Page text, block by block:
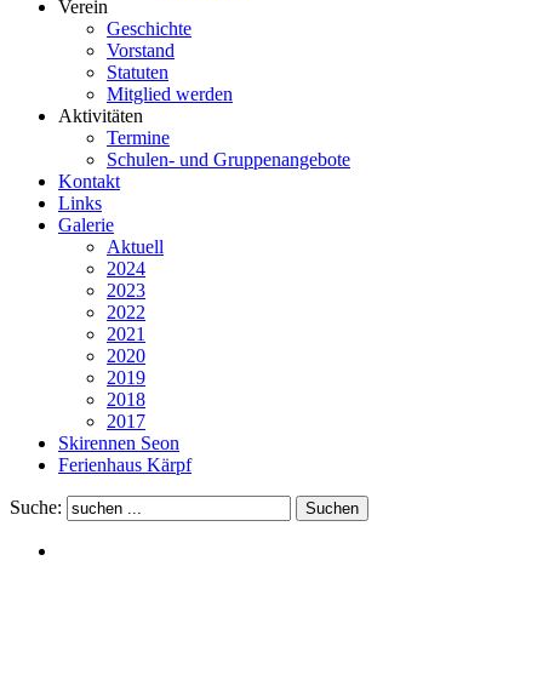
Verein
Geschichte
Vorstand
Statuten
Mitglied werden
Aktivitäten
Termine
Schulen- und Gruppenangebote
Kontakt
Links
Galerie
Aktuell
2024
2023
2022
2021
2020
2019
2018
2017
Skirennen Seon
Ferienhaus Kärpf
Suche: